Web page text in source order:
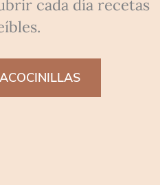
cada día recetas